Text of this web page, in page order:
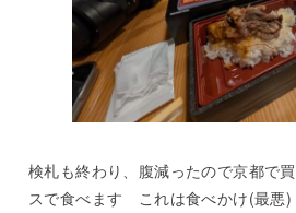
検札も終わり、腹減ったので京都で
スで食べます これは食べかけ(最悪)